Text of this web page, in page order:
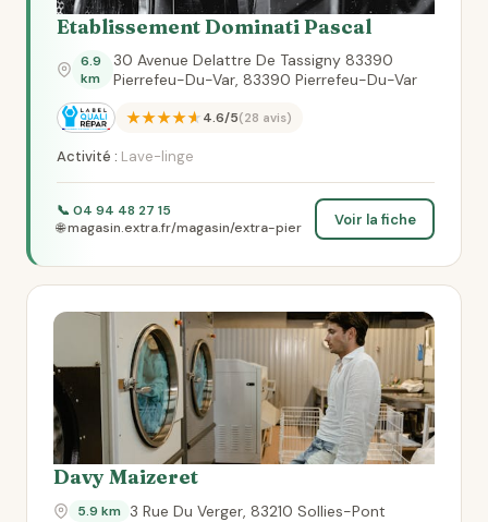
Etablissement Dominati Pascal
6.9
km
30 Avenue Delattre De Tassigny 83390
Pierrefeu-Du-Var, 83390 Pierrefeu-Du-Var
★★★★★4.6/5(28 avis)
Activité : Lave-linge
📞 04 94 48 27 15
🌐 magasin.extra.fr/magasin/extra-pier
Voir la fiche
Davy Maizeret
5.9 km 3 Rue Du Verger, 83210 Sollies-Pont